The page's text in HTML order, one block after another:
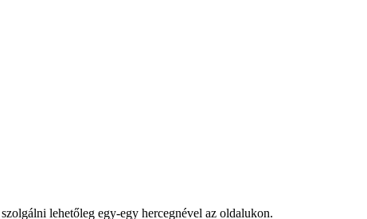
lehetőleg egy-egy hercegnével az oldalukon.